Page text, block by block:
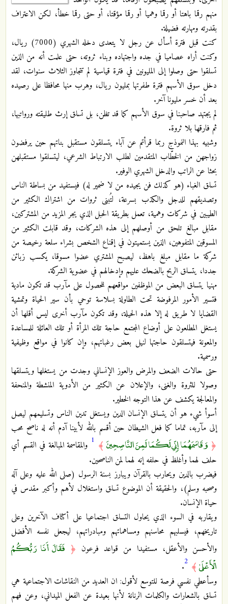
منهم رقما باهتا أو رقما وهميا أو رقما مؤقتا، أو حتى رقما خطأ، لكن الاعتراف
بقدرته ومهارته فضيلة.
كنت قبل فترة أسأل عن رجل لا يتعدى دخله الشهري (7000) ريال،
وكنت أراه عصاميا في جده واجتهاده وبناء ثروته، حتى علمت أنه من الذين
تسلقوا حتى وصلوا إلى المليونين في فترة قياسية لم تتجاوز الثلاث سنوات، لقد
دخل سوق الأسهم فترة طفرتها بمليون ريال، وهرب منها محافظا على رصيده
بعد أن خسر مليونا آخر.
لم يجتهد صاحبنا في سوق الأسهم كما قد تظن، بل تسلق إرث طليقته ورواتبها،
ثم فارقها بلا ثروة.
وشبيه بهذا النموذج ربما قرأتم عن آباء يتسلقون مستقبل بناتهم حين يرفضون
زواجهن من الخطّاب المتقدمين لطلب الارتباط الشرعي، ليتسلقوا مستقبلهن
بحثا عن الراتب والدخل الشهري الوفير.
تسلق الغباء (هو كذلك فن يجيده من لا ضمير له) فيستفيد من بساطة الناس
وتصديقهم للدجل والكذب بسرعة، لتُبنى ثروات من اشتراك الكثير من
الطيبين في شركات وهمية، تعمل بطريقة الحبل الذي يجر المزيد من المشتركين،
مقابل مبالغ تلحق من أوصلهم إلى هذه الشركات، وقد قابلت الكثير من
المسوقين المتفوهين، الذين يستميتون في إقناع الشخص بشراء سلعة رخيصة من
شركة ما مقابل مبلغ باهظ، ليصبح المشتري عضوا مسوقا، يكسب زبائن
جددا، يتسلق الربح بالضحك عليهم وإدخالهم في عضوية الشركة.
مهنيا يتسلق البعض من الموظفين مواقعهم للحصول على مآرب قد تكون مادية
فتسير الأمور المرفوضة تحت الطاولة بسلاسة توحي بأن سير الحياة وتمشية
القضايا لا طريق له إلا هذه الحيلة، وقد تكون مآرب أخرى ليس أقلها أن
يستغل المطلعون على أوضاع المجتمع حاجة تلك المرأة أو تلك العائلة للمساعدة
والمعونة فيتسلقون حاجتها لنيل بعض رغباتهم، وإن كانوا في مواقع وظيفية
ورسمية.
حتى حالات الضعف والمرض والعوز الإنساني وجدت من يستغلها ويتسلقها
وصولا للثروة والغنى، والإعلان عن الكثير من الأدوية المنشطة والمنحفة
والمعالجة يكشف عن هذا التوجه الخطير.
أسوأ شيء هو أن يتسلق الإنسان الدين ويستغل تدين الناس وتسليمهم ليصل
إلى مآربه، تماما كما فعل الشيطان حين أقسم بالله لأبينا آدم أنه له ناصح محب
﴿ وَقَاسَمَهُمَا إِنِّي لَكُمَا لَمِنَ النَّاصِحِينَ ﴾ 1 والمقاسمة المبالغة في القسم أي
حلف لهما وأغلظ في حلفه إنه لهما لمن الناصحين.
فيضرب بالدين ويحارب بالقرآن ويبارز بسنة الرسول (صلى الله عليه وعلى آله
وصحبه وسلم)، والحقيقة أن الموضوع تسلق واستغلال لأهم وأكبر مقدس في
حياة الإنسان.
ويقاربه في السوء الذي يحاول التسلق اجتماعيا على أكتاف الآخرين وعلى
تاريخهم، فيسلبهم محاسنهم ومساهماتهم ومبادراتهم، ليجعل نفسه الأفضل
والأحسن والأعقل، مستفيدا من قواعد فرعون ﴿ فَقَالَ أَنَا رَبُّكُمُ
الْأَعْلَىٰ ﴾ 2
.
وسأعطي نفسي فرصة للتوسع لأقول: ان العديد من النقاشات الاجتماعية هي
تسلق بالشعارات والكلمات الرنانة لأنها بعيدة عن الفعل الميداني، وعن فهم